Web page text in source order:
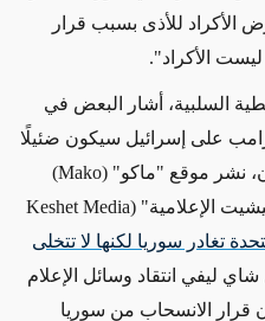
الأكراد للأذى بسبب قرار
الأكراد".
السلبية، أشار البعض في
على إسرائيل سيكون ضئيلًا
أو حتى إيجابيًا. وبعد يوم من الإعلان، نشر موقع "ماكو" (Mako)
المشهور، الذي تملكه "مجموعة كيشيت الإعلامية" (Keshet Media
تغادر سوريا لكنها لا تتخلى
ليفي انتقاد وسائل الإعلام
قرار الانسحاب من سوريا